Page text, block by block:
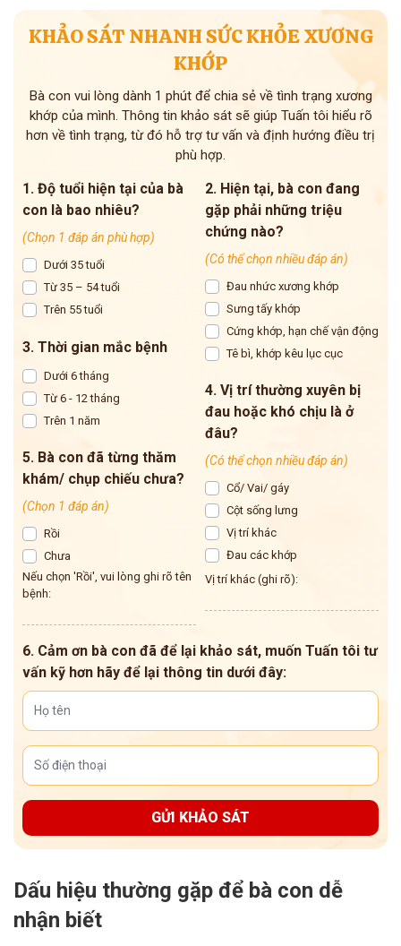
KHẢO SÁT NHANH SỨC KHỎE XƯƠNG
KHỚP
Bà con vui lòng dành 1 phút để chia sẻ về tình trạng xương
khớp của mình. Thông tin khảo sát sẽ giúp Tuấn tôi hiểu rõ
hơn về tình trạng, từ đó hỗ trợ tư vấn và định hướng điều trị
phù hợp.
1. Độ tuổi hiện tại của bà
con là bao nhiêu?
(Chọn 1 đáp án phù hợp)
Dưới 35 tuổi
Từ 35 – 54 tuổi
Trên 55 tuổi
3. Thời gian mắc bệnh
Dưới 6 tháng
Từ 6 - 12 tháng
Trên 1 năm
5. Bà con đã từng thăm
khám/ chụp chiếu chưa?
(Chọn 1 đáp án)
Rồi
Chưa
Nếu chọn 'Rồi', vui lòng ghi rõ tên
bệnh:
2. Hiện tại, bà con đang
gặp phải những triệu
chứng nào?
(Có thể chọn nhiều đáp án)
Đau nhức xương khớp
Sưng tấy khớp
Cứng khớp, hạn chế vận động
Tê bì, khớp kêu lục cục
4. Vị trí thường xuyên bị
đau hoặc khó chịu là ở
đâu?
(Có thể chọn nhiều đáp án)
Cổ/ Vai/ gáy
Cột sống lưng
Vị trí khác
Đau các khớp
Vị trí khác (ghi rõ):
6. Cảm ơn bà con đã để lại khảo sát, muốn Tuấn tôi tư
vấn kỹ hơn hãy để lại thông tin dưới đây:
GỬI KHẢO SÁT
Dấu hiệu thường gặp để bà con dễ
nhận biết